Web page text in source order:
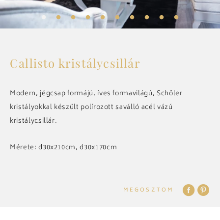
ELŐSZOBA
KIEGÉSZÍTŐK
CSILLÁROK
REFERENCIÁK
Callisto kristálycsillár
Modern, jégcsap formájú, íves formavilágú, Schöler
kristályokkal készült polírozott saválló acél vázú
kristálycsillár.
Mérete: d30x210cm, d30x170cm
MEGOSZTOM